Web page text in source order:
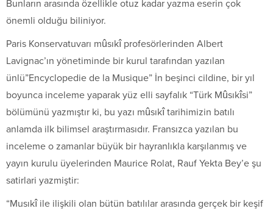
Bunların arasında özellikle otuz kadar yazma eserin çok
önemli olduğu biliniyor.
Paris Konservatuvarı mûsıkî profesörlerinden Albert
Lavignac’ın yönetiminde bir kurul tarafından yazılan
ünlü”Encyclopedie de la Musique” İn beşinci cildine, bir yıl
boyunca inceleme yaparak yüz elli sayfalık “Türk Mûsıkîsi”
bölümünü yazmıştır ki, bu yazı mûsıkî tarihimizin batılı
anlamda ilk bilimsel araştırmasıdır. Fransızca yazılan bu
inceleme o zamanlar büyük bir hayranlıkla karşılanmış ve
yayın kurulu üyelerinden Maurice Rolat, Rauf Yekta Bey’e şu
satirlari yazmiştir:
“Musıkî ile ilişkili olan bütün batılılar arasında gerçek bir keşif